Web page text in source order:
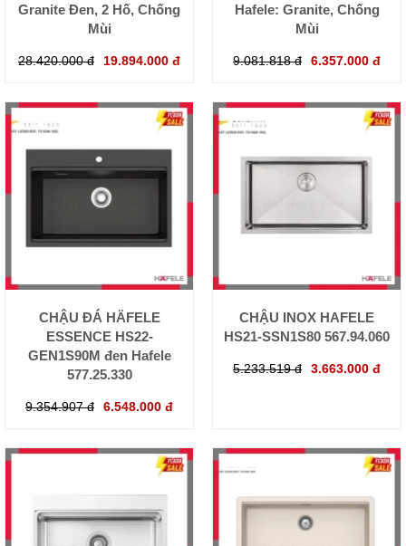
Granite Đen, 2 Hố, Chống
Mùi
28.420.000 đ 19.894.000 đ
Hafele: Granite, Chống
Mùi
9.081.818 đ 6.357.000 đ
CHẬU ĐÁ HÄFELE
ESSENCE HS22-
GEN1S90M đen Hafele
577.25.330
9.354.907 đ 6.548.000 đ
CHẬU INOX HAFELE
HS21-SSN1S80 567.94.060
5.233.519 đ 3.663.000 đ